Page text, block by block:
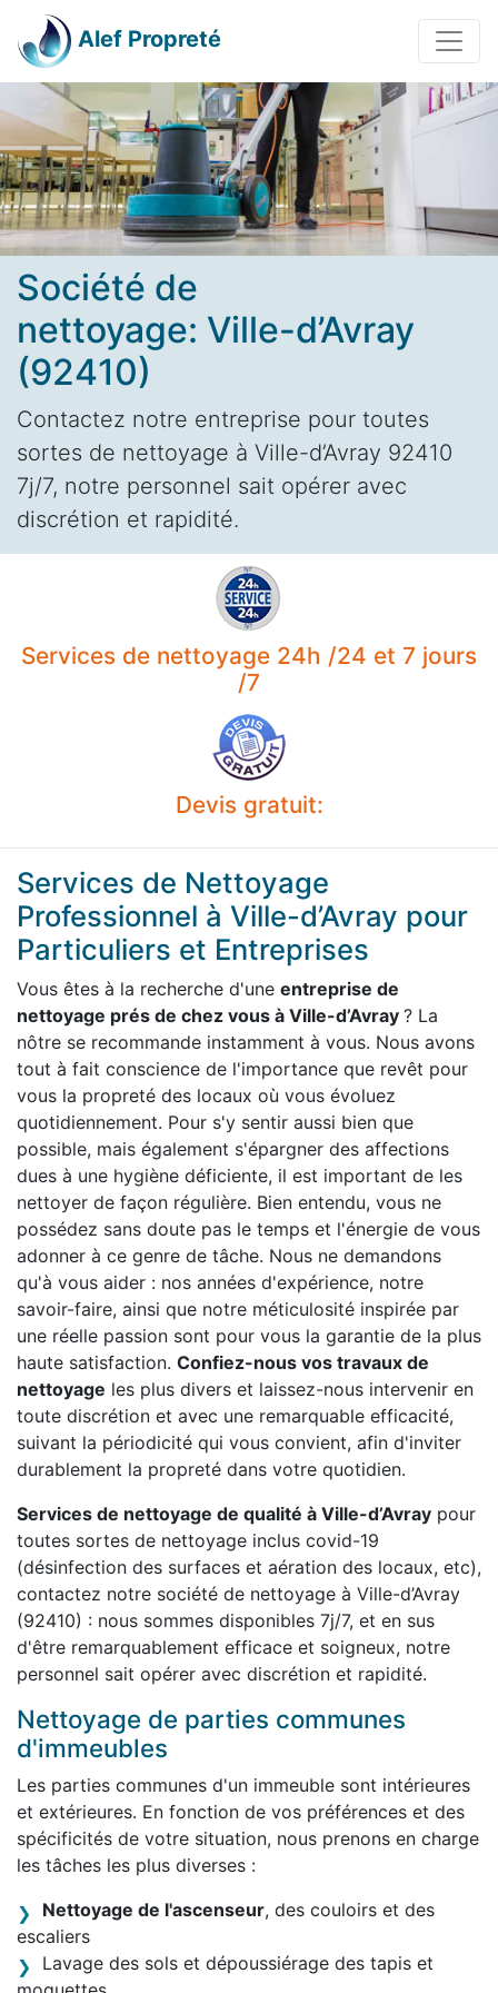
Alef Propreté
Société de
nettoyage: Ville-d’Avray
(92410)
Contactez notre entreprise pour toutes
sortes de nettoyage à Ville-d’Avray 92410
7j/7, notre personnel sait opérer avec
discrétion et rapidité.
Services de nettoyage 24h /24 et 7 jours
/7
Devis gratuit:
Services de Nettoyage
Professionnel à Ville-d’Avray pour
Particuliers et Entreprises
Vous êtes à la recherche d'une entreprise de
nettoyage prés de chez vous à Ville-d’Avray ? La
nôtre se recommande instamment à vous. Nous avons
tout à fait conscience de l'importance que revêt pour
vous la propreté des locaux où vous évoluez
quotidiennement. Pour s'y sentir aussi bien que
possible, mais également s'épargner des affections
dues à une hygiène déficiente, il est important de les
nettoyer de façon régulière. Bien entendu, vous ne
possédez sans doute pas le temps et l'énergie de vous
adonner à ce genre de tâche. Nous ne demandons
qu'à vous aider : nos années d'expérience, notre
savoir-faire, ainsi que notre méticulosité inspirée par
une réelle passion sont pour vous la garantie de la plus
haute satisfaction. Confiez-nous vos travaux de
nettoyage les plus divers et laissez-nous intervenir en
toute discrétion et avec une remarquable efficacité,
suivant la périodicité qui vous convient, afin d'inviter
durablement la propreté dans votre quotidien.
Services de nettoyage de qualité à Ville-d’Avray pour
toutes sortes de nettoyage inclus covid-19
(désinfection des surfaces et aération des locaux, etc),
contactez notre société de nettoyage à Ville-d’Avray
(92410) : nous sommes disponibles 7j/7, et en sus
d'être remarquablement efficace et soigneux, notre
personnel sait opérer avec discrétion et rapidité.
Nettoyage de parties communes
d'immeubles
Les parties communes d'un immeuble sont intérieures
et extérieures. En fonction de vos préférences et des
spécificités de votre situation, nous prenons en charge
les tâches les plus diverses :
Nettoyage de l'ascenseur, des couloirs et des
escaliers
Lavage des sols et dépoussiérage des tapis et